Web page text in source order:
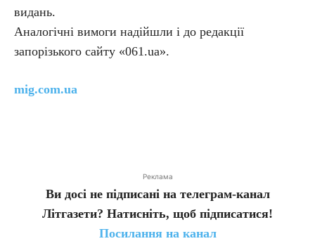
видань.
Аналогічні вимоги надійшли і до редакції
запорізького сайту «061.ua».
mig.com.ua
Реклама
Ви досі не підписані на телеграм-канал
Літгазети? Натисніть, щоб підписатися!
Посилання на канал